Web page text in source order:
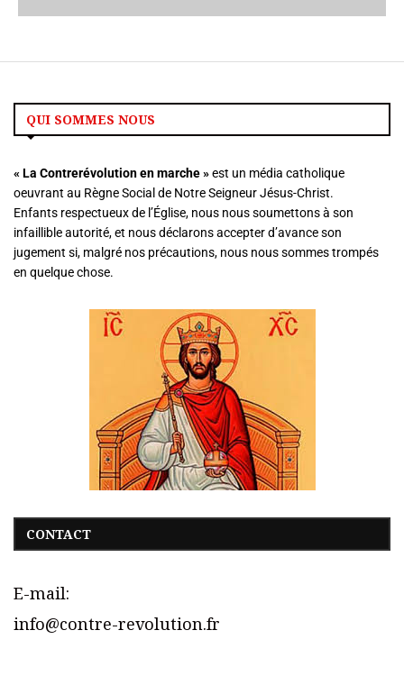
QUI SOMMES NOUS
« La Contrerévolution en marche »est un média catholique
oeuvrant au Règne Social de Notre Seigneur Jésus-Christ.
Enfants respectueux de l’Église, nous nous soumettons à son
infaillible autorité, et nous déclarons accepter d’avance son
jugement si, malgré nos précautions, nous nous sommes trompés
en quelque chose.
CONTACT
E-mail:
info@contre-revolution.fr